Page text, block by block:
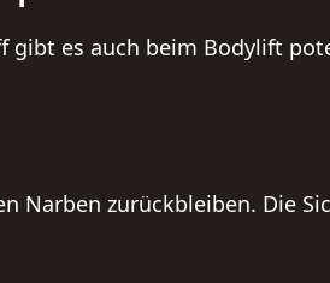
gibt es auch beim Bodylift
Narben zurückbleiben. Die